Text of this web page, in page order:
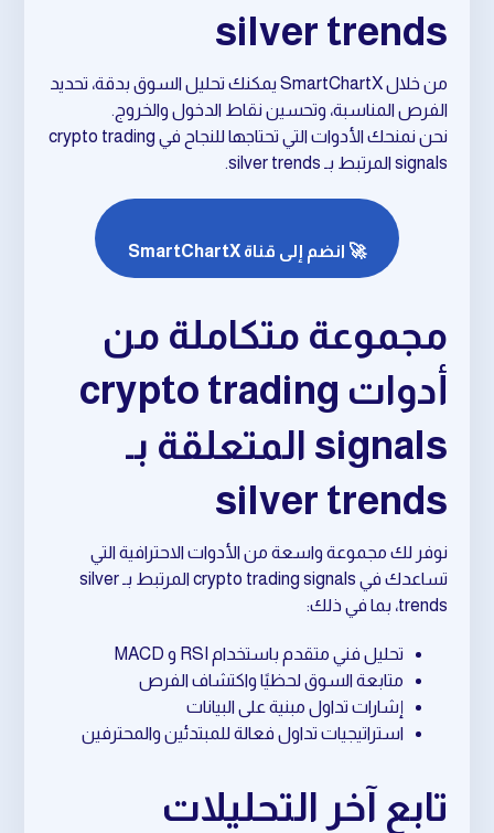
silver trends
من خلال SmartChartX يمكنك تحليل السوق بدقة، تحديد
الفرص المناسبة، وتحسين نقاط الدخول والخروج.
نحن نمنحك الأدوات التي تحتاجها للنجاح في crypto trading
signals المرتبط بـ silver trends.
🚀 انضم إلى قناة SmartChartX
مجموعة متكاملة من
أدوات crypto trading
signals المتعلقة بـ
silver trends
نوفر لك مجموعة واسعة من الأدوات الاحترافية التي
تساعدك في crypto trading signals المرتبط بـ silver
trends، بما في ذلك:
تحليل فني متقدم باستخدام RSI و MACD
متابعة السوق لحظيًا واكتشاف الفرص
إشارات تداول مبنية على البيانات
استراتيجيات تداول فعالة للمبتدئين والمحترفين
تابع آخر التحليلات